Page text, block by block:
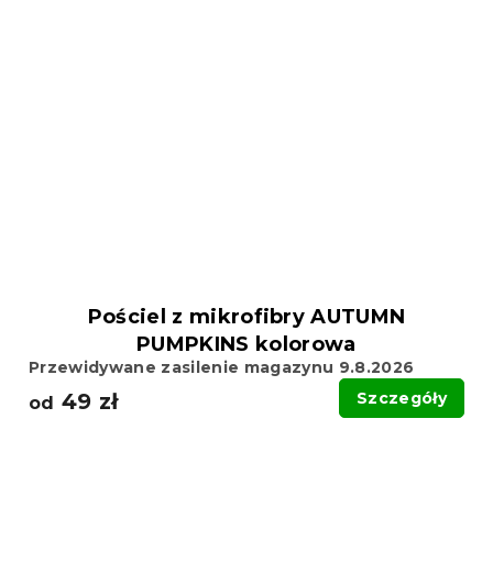
Pościel z mikrofibry AUTUMN
PUMPKINS kolorowa
Przewidywane zasilenie magazynu 9.8.2026
od 49 zł Szczegóły